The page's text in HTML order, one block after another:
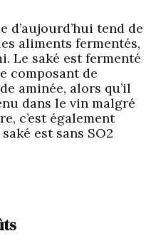
d’aujourd’hui tend de
aliments fermentés,
Le saké est fermenté
composant de
aminée, alors qu’il
dans le vin malgré
c’est également
est sans SO2